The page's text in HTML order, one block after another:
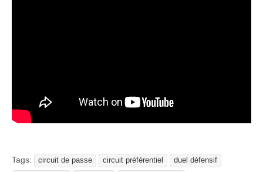
Tags: circuit de passe circuit préférentiel
duel défensif